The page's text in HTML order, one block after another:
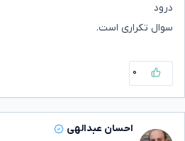
درود
سوال تکراری است.
۰
احسان عبدالهی